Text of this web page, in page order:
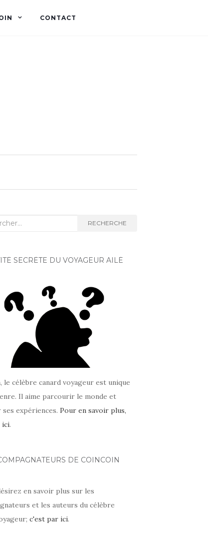
CONTACT
: RECHERCHE
SECRÈTE DU VOYAGEUR AILÉ
le célèbre canard voyageur est unique
Il aime parcourir le monde et
expériences. Pour en savoir plus,
ici.
DE COINCOIN
en savoir plus sur les
et les auteurs du célèbre
c'est par ici.